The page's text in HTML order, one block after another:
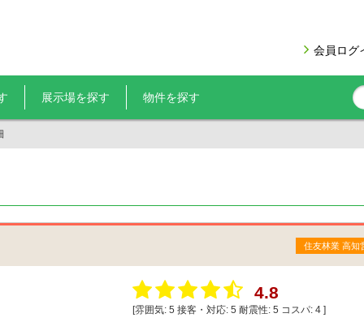
会員ログ
展示場を探す 物件を探す
住友林業 高知
4.8
[雰囲気:5接客・対応:5耐震性:5 コスパ:4]